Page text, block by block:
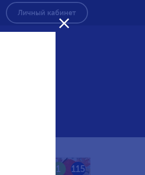
Личный кабинет

115
1